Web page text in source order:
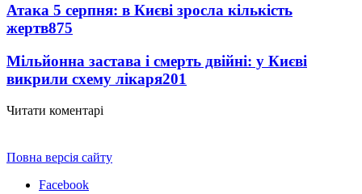
Атака 5 серпня: в Києві зросла кількість
жертв875
Мільйонна застава і смерть двійні: у Києві
викрили схему лікаря201
Читати коментарі
Повна версія сайту
Facebook